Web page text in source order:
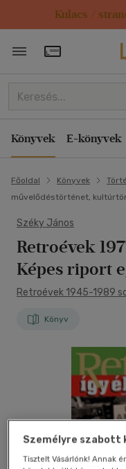
Kulacs /
Törzsvásárlói
Könyvek E-könyvek
Főoldal Könyvek
művelődéstörténet,
Széky János
Retroévek
Képes riport
Retroévek 1945-1989
Könyv
Személyre szabott
Tisztelt Vásárlónk! Annak